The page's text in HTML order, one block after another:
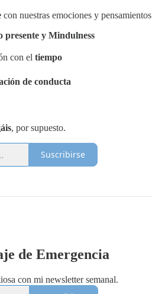
con nuestras emociones y pensamientos
presente y Mindulness
con el tiempo
de conducta
, por supuesto.
Suscribirse
de Emergencia
con mi newsletter semanal.